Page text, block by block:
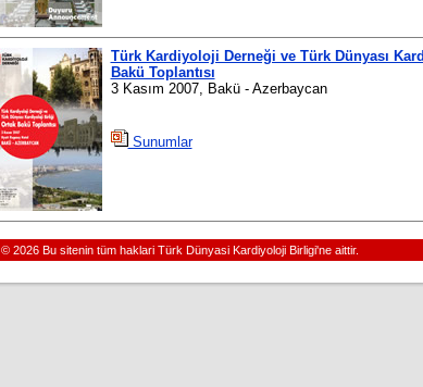
Türk Kardiyoloji Derneği ve Türk Dünyası
Bakü Toplantısı
3 Kasım 2007, Bakü - Azerbaycan
Sunumlar
© 2026 Bu sitenin tüm haklari Türk Dünyasi Kardiyoloji Birligi'ne aittir.